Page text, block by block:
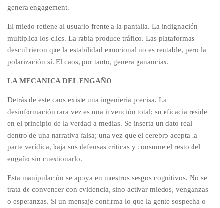
genera engagement.
El miedo retiene al usuario frente a la pantalla. La indignación
multiplica los clics. La rabia produce tráfico. Las plataformas
descubrieron que la estabilidad emocional no es rentable, pero la
polarización sí. El caos, por tanto, genera ganancias.
LA MECANICA DEL ENGAÑO
Detrás de este caos existe una ingeniería precisa. La
desinformación rara vez es una invención total; su eficacia reside
en el principio de la verdad a medias. Se inserta un dato real
dentro de una narrativa falsa; una vez que el cerebro acepta la
parte verídica, baja sus defensas críticas y consume el resto del
engaño sin cuestionarlo.
Esta manipulación se apoya en nuestros sesgos cognitivos. No se
trata de convencer con evidencia, sino activar miedos, venganzas
o esperanzas. Si un mensaje confirma lo que la gente sospecha o